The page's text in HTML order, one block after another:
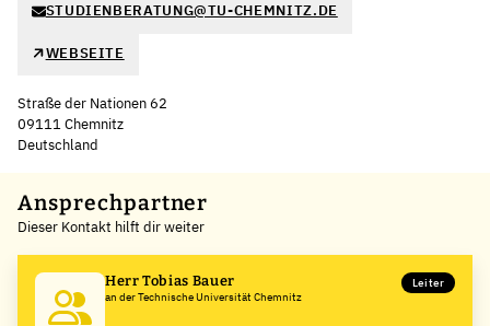
STUDIENBERATUNG@TU-CHEMNITZ.DE
WEBSEITE
Straße der Nationen 62
09111 Chemnitz
Deutschland
+
−
Ansprechpartner
Dieser Kontakt hilft dir weiter
Herr Tobias Bauer
an der Technische Universität Chemnitz
Leiter